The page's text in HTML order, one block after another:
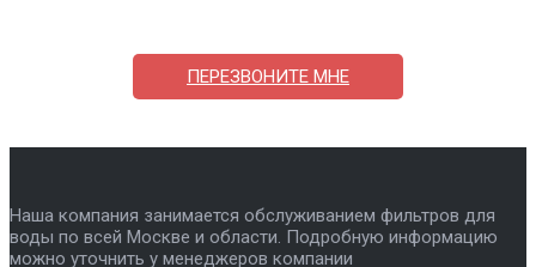
ПЕРЕЗВОНИТЕ МНЕ
Наша компания занимается обслуживанием фильтров для
воды по всей Москве и области. Подробную информацию
можно уточнить у менеджеров компании